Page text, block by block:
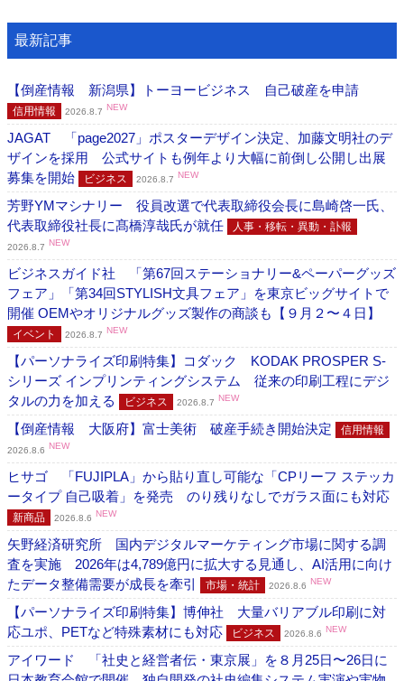
最新記事
【倒産情報 新潟県】トーヨービジネス 自己破産を申請
信用情報 2026.8.7 NEW
JAGAT 「page2027」ポスターデザイン決定、加藤文明社のデ
ザインを採用 公式サイトも例年より大幅に前倒し公開し出展
募集を開始
ビジネス 2026.8.7 NEW
芳野YMマシナリー 役員改選で代表取締役会長に島崎啓一氏、
代表取締役社長に髙橋淳哉氏が就任
人事・移転・異動・訃報
2026.8.7 NEW
ビジネスガイド社 「第67回ステーショナリー&ペーパーグッズ
フェア」「第34回STYLISH文具フェア」を東京ビッグサイトで
開催 OEMやオリジナルグッズ製作の商談も【９月２〜４日】
イベント 2026.8.7 NEW
【パーソナライズ印刷特集】コダック KODAK PROSPER S-
シリーズ インプリンティングシステム 従来の印刷工程にデジ
タルの力を加える
ビジネス 2026.8.7 NEW
【倒産情報 大阪府】富士美術 破産手続き開始決定 信用情報
2026.8.6 NEW
ヒサゴ 「FUJIPLA」から貼り直し可能な「CPリーフ ステッカ
ータイプ 自己吸着」を発売 のり残りなしでガラス面にも対応
新商品 2026.8.6 NEW
矢野経済研究所 国内デジタルマーケティング市場に関する調
査を実施 2026年は4,789億円に拡大する見通し、AI活用に向け
たデータ整備需要が成長を牽引
市場・統計 2026.8.6 NEW
【パーソナライズ印刷特集】博伸社 大量バリアブル印刷に対
応ユポ、PETなど特殊素材にも対応
ビジネス 2026.8.6 NEW
アイワード 「社史と経営者伝・東京展」を８月25日〜26日に